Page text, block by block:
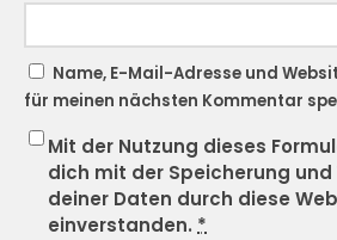
Name, E-Mail-Adresse und
für meinen nächsten Kommentar
Mit der Nutzung dieses
dich mit der Speicherung
deiner Daten durch diese
einverstanden. *